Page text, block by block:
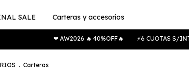
SALE Carteras y accesorios
❤ AW2026 🔥 40%OFF🔥 ⚡6 CUOTAS S/
. Carteras